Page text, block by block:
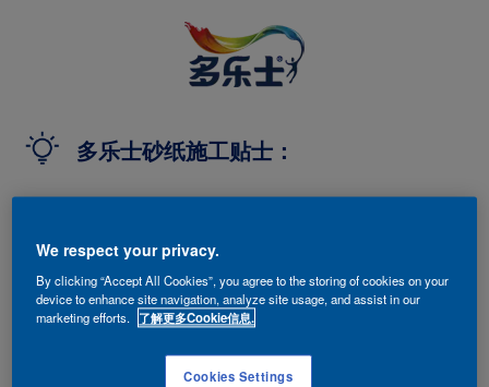
多乐士砂纸施工贴士：
防堵干砂纸适用于干燥环境下的打磨，不宜接触
水。
耐水砂纸可用于接触水的打磨环境。
海绵砂更易贴合不规则的表面，干湿两用。
圆盘砂适用于大面积的半自动打磨场景。
We respect your privacy.
By clicking “Accept All Cookies”, you agree to the storing of cookies on your
device to enhance site navigation, analyze site usage, and assist in our
marketing efforts. 了解更多Cookie信息.
Cookies Settings